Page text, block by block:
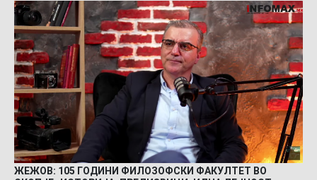
ЖЕЖОВ: 105 ГОДИНИ ФИЛОЗОФСКИ ФАКУЛТЕТ ВО